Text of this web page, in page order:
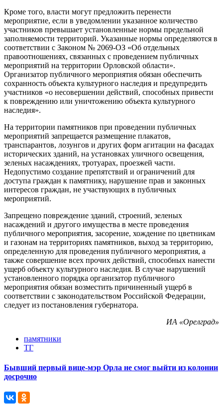
Кроме того, власти могут предложить перенести
мероприятие, если в уведомлении указанное количество
участников превышает установленные нормы предельной
заполняемости территорий. Указанные нормы определяются в
соответствии с Законом № 2069-ОЗ «Об отдельных
правоотношениях, связанных с проведением публичных
мероприятий на территории Орловской области».
Организатор публичного мероприятия обязан обеспечить
сохранность объекта культурного наследия и предупредить
участников «о несовершении действий, способных привести
к повреждению или уничтожению объекта культурного
наследия».
На территории памятников при проведении публичных
мероприятий запрещается размещение плакатов,
транспарантов, лозунгов и других форм агитации на фасадах
исторических зданий, на установках уличного освещения,
зеленых насаждениях, тротуарах, проезжей части.
Недопустимо создание препятствий и ограничений для
доступа граждан к памятнику, нарушение прав и законных
интересов граждан, не участвующих в публичных
мероприятий.
Запрещено повреждение зданий, строений, зеленых
насаждений и другого имущества в месте проведения
публичного мероприятия, засорение, хождение по цветникам
и газонам на территориях памятников, выход за территорию,
определенную для проведения публичного мероприятия, а
также совершение всех прочих действий, способных нанести
ущерб объекту культурного наследия. В случае нарушений
установленного порядка организатор публичного
мероприятия обязан возместить причиненный ущерб в
соответствии с законодательством Российской Федерации,
следует из постановления губернатора.
ИА «Орелград»
памятники
ТГ
Бывший первый вице-мэр Орла не смог выйти из колонии
досрочно